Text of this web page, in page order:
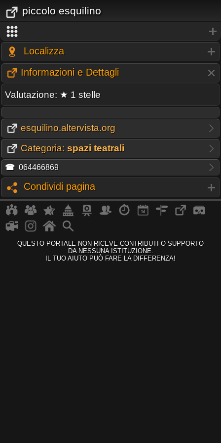
piccolo esquilino
Localizza
Informazioni e Dettagli
Valutazione: ★ 1 stelle
esquilino.altervista.org
Categoria: spazi teatrali
☎ 064466869
Condividi pagina
QUESTO PORTALE NON RICEVE CONTRIBUTI O SUPPORTO
DA NESSUNA ISTITUZIONE.
IL TUO AIUTO PUÒ FARE LA DIFFERENZA!